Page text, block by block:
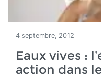
4 septembre, 2012
Eaux vives :
action dans